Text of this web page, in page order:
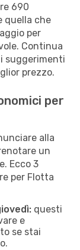
690
quella che
per
Continua
suggerimenti
prezzo.
per
alla
un
Ecco 3
per Flotta
questi
e
se stai